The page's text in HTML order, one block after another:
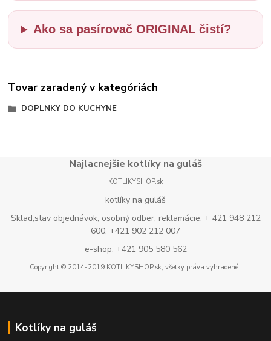
Ako sa pasírovač ORIGINAL čistí?
Tovar zaradený v kategóriách
DOPLNKY DO KUCHYNE
Najlacnejšie kotlíky na guláš
KOTLIKYSHOP.sk
kotlíky na guláš
Sklad,stav objednávok, osobný odber, reklamácie: + 421 948 212
600, +421 902 212 007
e-shop: +421 905 580 562
Copyright © 2014-2019 KOTLIKYSHOP.sk, všetky práva vyhradené..
Kotlíky na guláš